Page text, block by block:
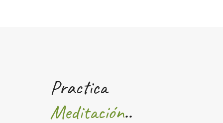
Practica
Meditación..